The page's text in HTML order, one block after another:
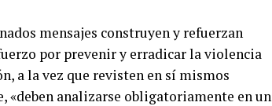
mensajes construyen y refuerzan
por prevenir y erradicar la violencia
a la vez que revisten en sí mismos
«deben analizarse obligatoriamente en un